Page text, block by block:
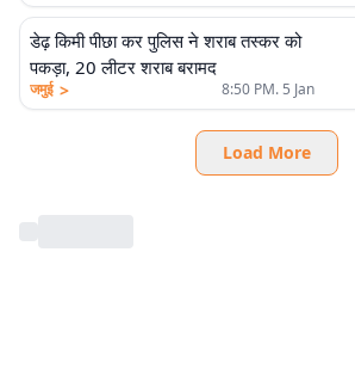
डेढ़ किमी पीछा कर पुलिस ने शराब तस्कर को
पकड़ा, 20 लीटर शराब बरामद
जमुई > 8:50 PM. 5 Jan
Load More